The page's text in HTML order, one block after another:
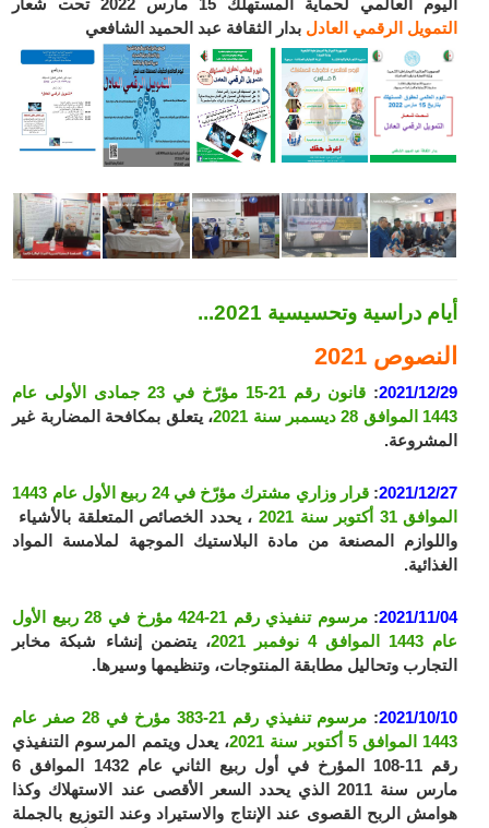
اليوم العالمي لحماية المستهلك 15 مارس 2022 تحت شعار
لتمويل الرقمي العادل بدار الثقافة عبد الحميد الشافعي
أيام دراسية وتحسيسية 2021...
النصوص 2021
2021/12/29
:
قانون رقم 21-15 مؤرّخ في 23 جمادى الأولى عام
1443 الموافق 28 ديسمبر سنة 2021
، يتعلق بمكافحة المضاربة غير
المشروعة.
2021/12/27
:
قرار وزاري مشترك مؤرّخ في 24 ربيع الأول عام 1443
الموافق 31 أكتوبر سنة 2021
، يحدد الخصائص المتعلقة بالأشياء
واللوازم المصنعة من مادة البلاستيك الموجهة لملامسة المواد
الغذائية.
2021/11/04
:
مرسوم تنفيذي رقم 21-424 مؤرخ في 28 ربيع الأول
عام 1443 الموافق 4 نوفمبر 2021
، يتضمن إنشاء شبكة مخابر
التجارب وتحاليل مطابقة المنتوجات، وتنظيمها وسيرها.
2021/10/10
:
مرسوم تنفيذي رقم 21-383 مؤرخ في 28 صفر عام
1443 الموافق 5 أكتوبر سنة 2021
، يعدل ويتمم المرسوم التنفيذي
رقم 11-108 المؤرخ في أول ربيع الثاني عام 1432 الموافق 6
مارس سنة 2011 الذي يحدد السعر الأقصى عند الاستهلاك وكذا
هوامش الربح القصوى عند الإنتاج والاستيراد وعند التوزيع بالجملة